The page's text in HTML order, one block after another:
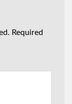
Required